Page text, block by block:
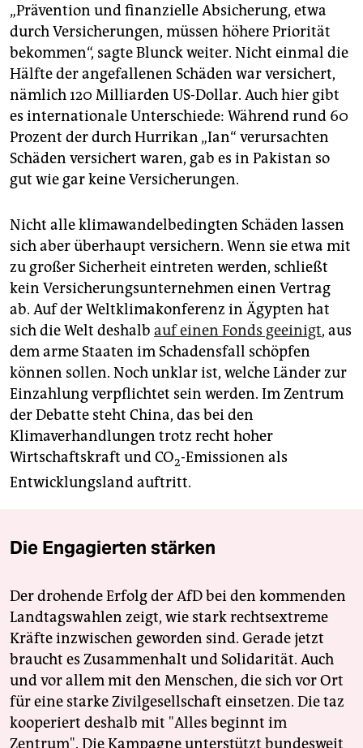
„Prävention und finanzielle Absicherung, etwa
durch Versicherungen, müssen höhere Priorität
bekommen“, sagte Blunck weiter. Nicht einmal die
Hälfte der angefallenen Schäden war versichert,
nämlich 120 Milliarden US-Dollar. Auch hier gibt
es internationale Unterschiede: Während rund 60
Prozent der durch Hurrikan „Ian“ verursachten
Schäden versichert waren, gab es in Pakistan so
gut wie gar keine Versicherungen.
Nicht alle klimawandelbedingten Schäden lassen
sich aber überhaupt versichern. Wenn sie etwa mit
zu großer Sicherheit eintreten werden, schließt
kein Versicherungsunternehmen einen Vertrag
ab. Auf der Weltklimakonferenz in Ägypten hat
sich die Welt deshalb auf einen Fonds geeinigt, aus
dem arme Staaten im Schadensfall schöpfen
können sollen. Noch unklar ist, welche Länder zur
Einzahlung verpflichtet sein werden. Im Zentrum
der Debatte steht China, das bei den
Klimaverhandlungen trotz recht hoher
Wirtschaftskraft und CO2-Emissionen als
Entwicklungsland auftritt.
Die Engagierten stärken
Der drohende Erfolg der AfD bei den kommenden
Landtagswahlen zeigt, wie stark rechtsextreme
Kräfte inzwischen geworden sind. Gerade jetzt
braucht es Zusammenhalt und Solidarität. Auch
und vor allem mit den Menschen, die sich vor Ort
für eine starke Zivilgesellschaft einsetzen. Die taz
kooperiert deshalb mit "Alles beginnt im
Zentrum". Die Kampagne unterstützt bundesweit